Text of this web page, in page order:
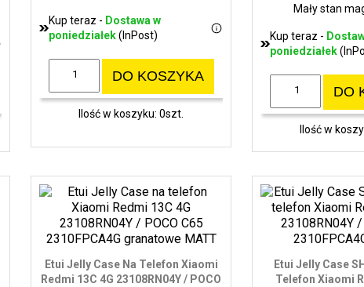
Kup teraz - Dostawa w
poniedziałek(InPost)
DO KOSZYKA
Ilość w koszyku: 0szt.
Mały stan
Kup teraz -
poniedziałek
DO
Ilość w
Etui Jelly Case Na Telefon Xiaomi
Redmi 13C 4G 23108RN04Y / POCO
Etui Jelly Case
Telefon Xiaomi